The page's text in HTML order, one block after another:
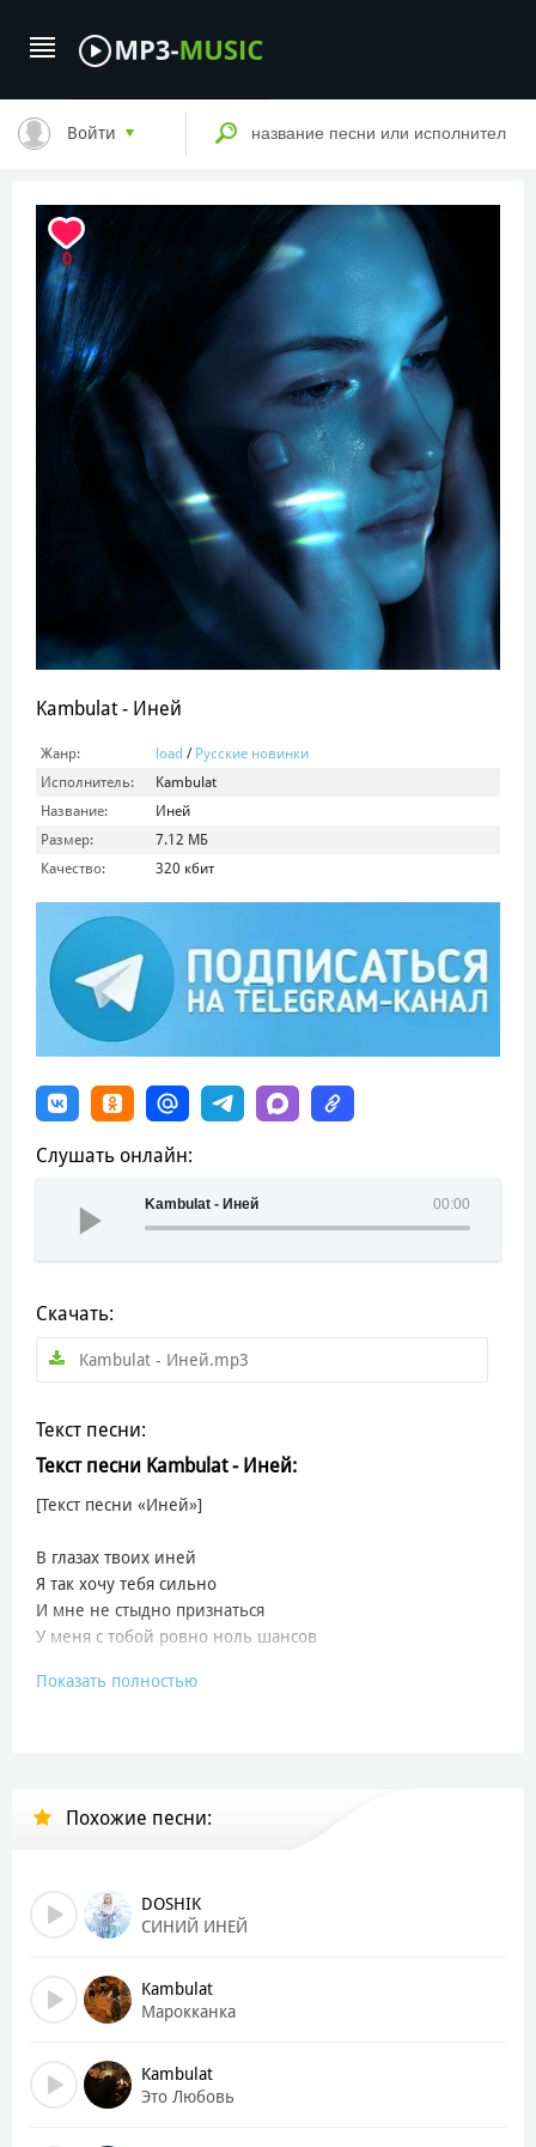
Войти
0
Kambulat - Иней
Жанр: load / Русские новинки
Исполнитель:
Kambulat
Название:
Иней
Размер:
7.12 МБ
Качество:
320 кбит
Слушать онлайн:
00:00
Kambulat - Иней
Скачать:
Kambulat - Иней.mp3
Текст песни:
Текст песни Kambulat - Иней:
[Текст песни «Иней»]
В глазах твоих иней
Я так хочу тебя сильно
И мне не стыдно признаться
У меня с тобой ровно ноль шансов
Как мне стать причиной,
В глазах твоих иней
У меня с тобой ровно ноль шансов
Чтобы растаял твой иней?
Я без тебя половина
Не надо, не надо
Я хочу остаться
Показать полностью
Похожие песни:
DOSHIK
СИНИЙ ИНЕЙ
Kambulat
Марокканка
Kambulat
Это Любовь